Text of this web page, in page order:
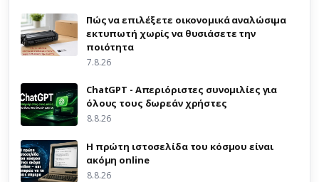
Πώς να επιλέξετε οικονομικά αναλώσιμα
εκτυπωτή χωρίς να θυσιάσετε την
ποιότητα
7.8.26
ChatGPT - Απεριόριστες συνομιλίες για
όλους τους δωρεάν χρήστες
8.8.26
Η πρώτη ιστοσελίδα του κόσμου είναι
ακόμη online
8.8.26